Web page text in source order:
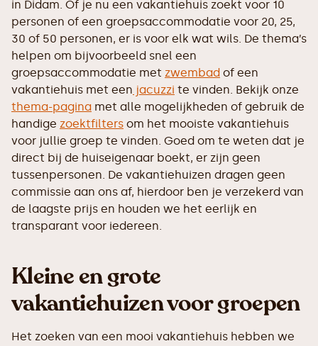
in Didam. Of je nu een vakantiehuis zoekt voor 10
personen of een groepsaccommodatie voor 20, 25,
30 of 50 personen, er is voor elk wat wils. De thema’s
helpen om bijvoorbeeld snel een
groepsaccommodatie met zwembad of een
vakantiehuis met een jacuzzi te vinden. Bekijk onze
thema-pagina met alle mogelijkheden of gebruik de
handige zoektfilters om het mooiste vakantiehuis
voor jullie groep te vinden. Goed om te weten dat je
direct bij de huiseigenaar boekt, er zijn geen
tussenpersonen. De vakantiehuizen dragen geen
commissie aan ons af, hierdoor ben je verzekerd van
de laagste prijs en houden we het eerlijk en
transparant voor iedereen.
Kleine en grote
vakantiehuizen voor groepen
Het zoeken van een mooi vakantiehuis hebben we